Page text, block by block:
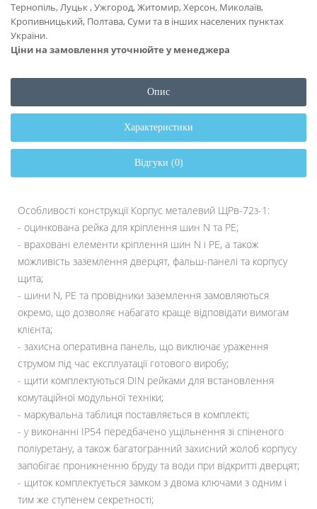
Тернопіль, Луцьк , Ужгород, Житомир, Херсон, Миколаїв,
Кропивницький, Полтава, Суми та в інших населених пунктах
України.
Ціни на замовлення уточнюйте у менеджера
Опис
Характеристики
Відгуки (0)
Особливості конструкції Корпус металевий ЩРв-72з-1:
- оцинкована рейка для кріплення шин N та РЕ;
- враховані елементи кріплення шин N і PE, а також
можливість заземлення дверцят, фальш-панелі та корпусу
щита;
- шини N, PE та провідники заземлення замовляються
окремо, що дозволяє набагато краще відповідати вимогам
клієнта;
- захисна оперативна панель, що виключає ураження
струмом під час експлуатації готового виробу;
- щити комплектуються DIN рейками для встановлення
комутаційної модульної техніки;
- маркувальна таблиця поставляється в комплекті;
- у виконанні IP54 передбачено ущільнення зі спіненого
поліуретану, а також багатогранний захисний жолоб корпусу
запобігає проникненню бруду та води при відкритті дверцят;
- щиток комплектується замком з двома ключами з одним і
тим же ступенем секретності;